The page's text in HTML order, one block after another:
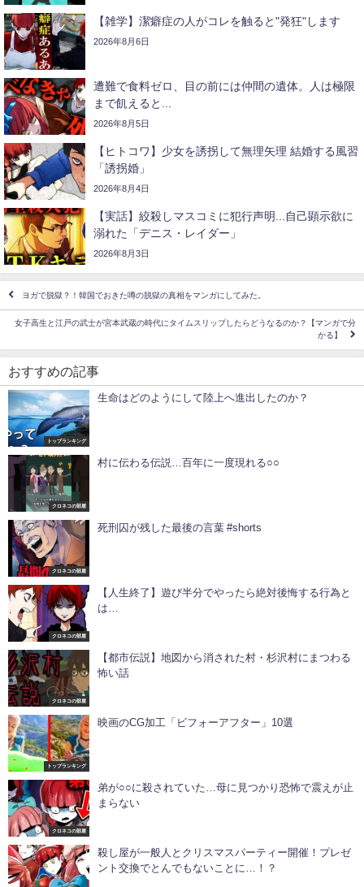
【雑学】潔癖症の人がコレを触ると"発狂"します
2026年8月6日
遭難で食料ゼロ、目の前には仲間の遺体。人は極限
まで飢えると...
2026年8月5日
【ヒトコワ】少女を誘拐して無理矢理 結婚する風習
「誘拐婚」
2026年8月4日
【実話】絞殺しマスコミに犯行声明...自己顕示欲に
溺れた「デニス・レイダー」
2026年8月3日
ヨガで脱獄？！韓国でおきた噂の脱獄の真相をマンガにしてみた。
女子高生と江戸の武士が宮本武蔵の時代にタイムスリップしたらどうなるのか？【マンガで分
かる】
おすすめの記事
トップランキング
生命はどのようにして陸上へ進出したのか？
クロネコの部屋
村に伝わる伝説…百年に一度現れる○○
クロネコの部屋
死刑囚が残した最後の言葉 #shorts
クロネコの部屋
【人生終了】遊び半分でやったら絶対後悔する行為と
は…
クロネコの部屋
【都市伝説】地図から消された村・杉沢村にまつわる
怖い話
トップランキング
映画のCG加工「ビフォーアフター」10選
クロネコの部屋
弟が○○に殺されていた…母に見つかり恐怖で震えが止
まらない
殺し屋が一般人とクリスマスパーティー開催！プレゼ
ント交換でとんでもないことに…！？